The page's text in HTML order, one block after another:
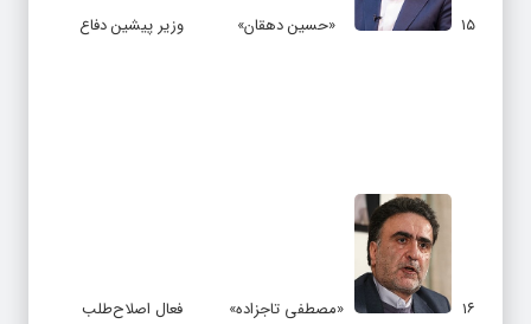
۱۵ «حسین دهقان» وزیر پیشین دفاع
۱۶ «مصطفی تاجزاده» فعال اصلاح‌طلب